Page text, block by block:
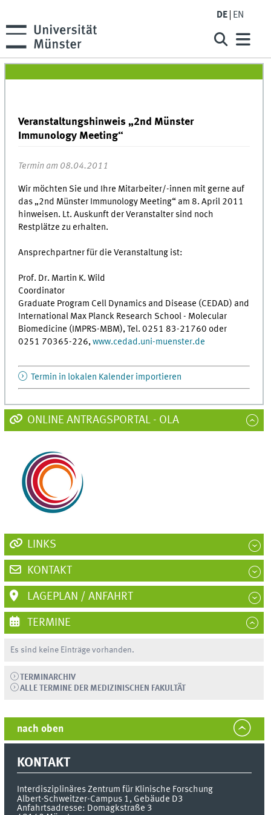
DE EN
Veranstaltungshinweis „2nd Münster
Immunology Meeting“
Termin am 08.04.2011
Wir möchten Sie und Ihre Mitarbeiter/-innen mit gerne auf
das „2nd Münster Immunology Meeting“ am 8. April 2011
hinweisen. Lt. Auskunft der Veranstalter sind noch
Restplätze zu erhalten.
Ansprechpartner für die Veranstaltung ist:
Prof. Dr. Martin K. Wild
Coordinator
Graduate Program Cell Dynamics and Disease (CEDAD) and
International Max Planck Research School - Molecular
Biomedicine (IMPRS-MBM), Tel. 0251 83-21760 oder
0251 70365-226,www.cedad.uni-muenster.de
Termin in lokalen Kalender importieren
ONLINE ANTRAGSPORTAL - OLA
LINKS
KONTAKT
LAGEPLAN / ANFAHRT
TERMINE
Es sind keine Einträge vorhanden.
TERMINARCHIV
ALLE TERMINE DER MEDIZINISCHEN FAKULTÄT
nach oben
KONTAKT
Interdisziplinäres Zentrum für Klinische Forschung
Albert-Schweitzer-Campus 1, Gebäude D3
Anfahrtsadresse: Domagkstraße 3